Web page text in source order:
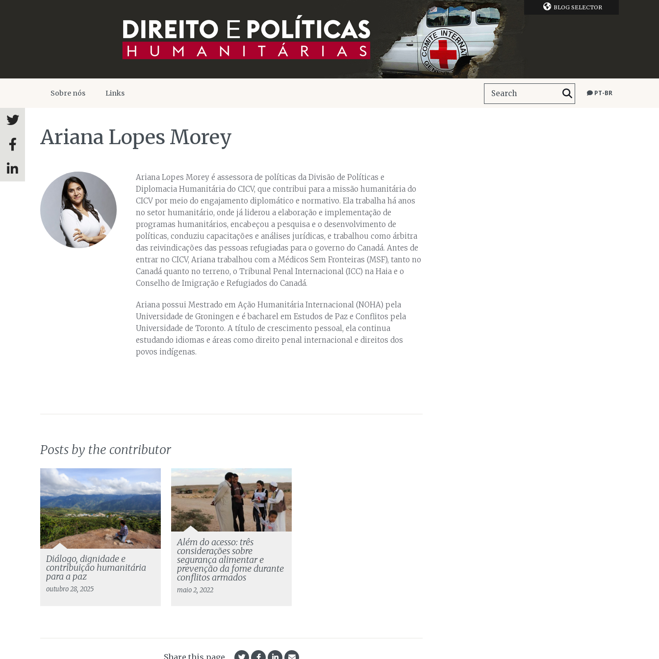
BLOG SELECTOR
Sobre nós Links PT-BR
Ariana Lopes Morey
Ariana Lopes Morey é assessora de políticas da Divisão de Políticas e
Diplomacia Humanitária do CICV, que contribui para a missão humanitária do
CICV por meio do engajamento diplomático e normativo. Ela trabalha há anos
no setor humanitário, onde já liderou a elaboração e implementação de
programas humanitários, encabeçou a pesquisa e o desenvolvimento de
políticas, conduziu capacitações e análises jurídicas, e trabalhou como árbitra
das reivindicações das pessoas refugiadas para o governo do Canadá. Antes de
entrar no CICV, Ariana trabalhou com a Médicos Sem Fronteiras (MSF), tanto no
Canadá quanto no terreno, o Tribunal Penal Internacional (ICC) na Haia e o
Conselho de Imigração e Refugiados do Canadá.
Ariana possui Mestrado em Ação Humanitária Internacional (NOHA) pela
Universidade de Groningen e é bacharel em Estudos de Paz e Conflitos pela
Universidade de Toronto. A título de crescimento pessoal, ela continua
estudando idiomas e áreas como direito penal internacional e direitos dos
povos indígenas.
Posts by the contributor
Diálogo, dignidade e
contribuição humanitária
para a paz
outubro 28, 2025
Além do acesso: três
considerações sobre
segurança alimentar e
prevenção da fome durante
conflitos armados
maio 2, 2022